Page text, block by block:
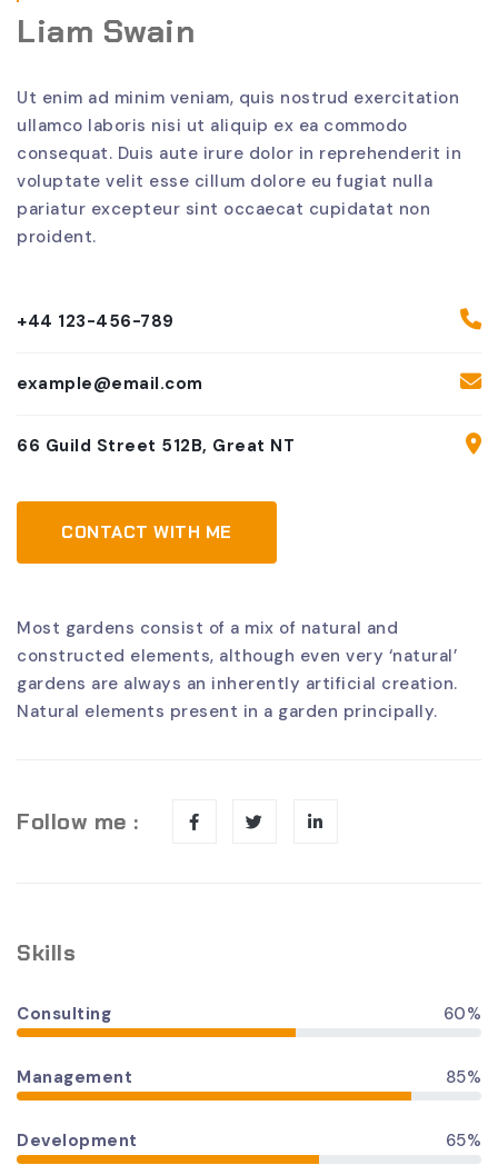
Liam Swain
Ut enim ad minim veniam, quis nostrud exercitation
ullamco laboris nisi ut aliquip ex ea commodo
consequat. Duis aute irure dolor in reprehenderit in
voluptate velit esse cillum dolore eu fugiat nulla
pariatur excepteur sint occaecat cupidatat non
proident.
+44 123-456-789
example@email.com
66 Guild Street 512B, Great NT
CONTACT WITH ME
Most gardens consist of a mix of natural and
constructed elements, although even very ‘natural’
gardens are always an inherently artificial creation.
Natural elements present in a garden principally.
Follow me :
Skills
Consulting 60%
Management 85%
Development 65%